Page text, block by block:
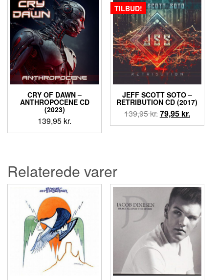
CRY OF DAWN –
ANTHROPOCENE CD
(2023)
139,95 kr.
TILBUD!
JEFF SCOTT SOTO –
RETRIBUTION CD (2017)
139,95kr.Den
oprindelige
79,95 kr.Den
aktuelle
Relaterede varer